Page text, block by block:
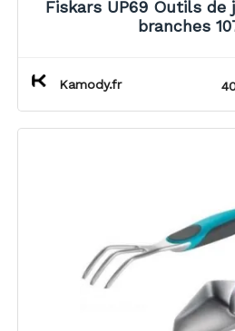
Fiskars UP69 Outils de
branches
Kamody.fr